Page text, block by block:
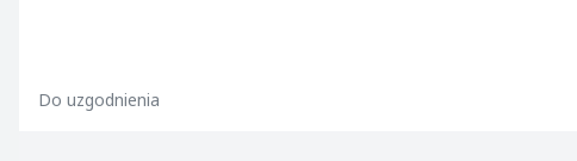
Do uzgodnienia